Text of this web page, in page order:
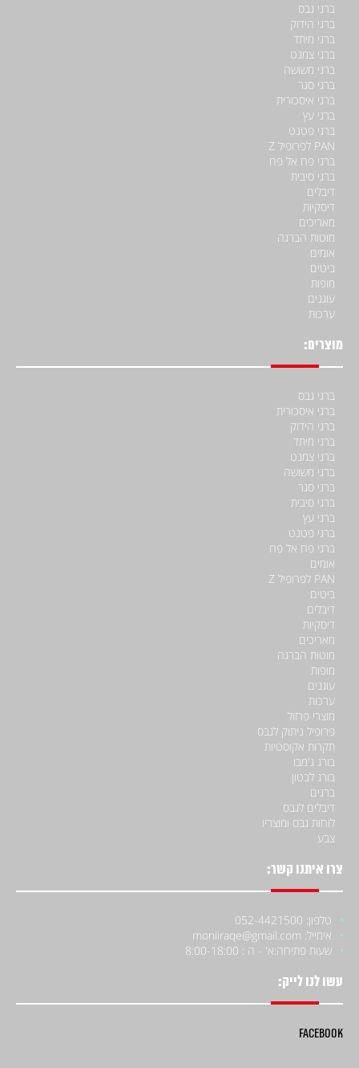
ברגי גבס
ברגי הידוק
ברגי מיתד
ברגי צמנט
ברגי משושה
ברגי סגר
ברגי איסכורית
ברגי עץ
ברגי פטנט
PAN לפרופיל Z
ברגי פח אל פח
ברגי סיבית
דיבלים
דיסקיות
מאריכים
מוטות הברגה
אומים
ביטים
מופות
עוגנים
ערכות
מוצרים:
ברגי גבס
ברגי איסכורית
ברגי הידוק
ברגי מיתד
ברגי צמנט
ברגי משושה
ברגי סגר
ברגי סיבית
ברגי עץ
ברגי פטנט
ברגי פח אל פח
אומים
PAN לפרופיל Z
ביטים
דיבלים
דיסקיות
מאריכים
מוטות הברגה
מופות
עוגנים
ערכות
מוצרי פרזול
פרופיל ניתוק לגבס
תקרות אקוסטיות
בורג ג'מבו
בורג לבטון
ברגים
דיבלים לגבס
לוחות גבס ומוצריו
צבע
צרו איתנו קשר:
טלפון: 052-4421500
אימייל: moniiraqe@gmail.com
שעות פתיחה:א' - ה : 8:00-18:00
עשו לנו לייק:
Facebook